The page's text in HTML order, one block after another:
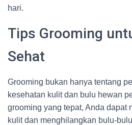
hari.
Tips Grooming
Sehat
Grooming bukan hanya tentang
kesehatan kulit dan bulu hewan
grooming yang tepat, Anda dapat
kulit dan menghilangkan bulu-